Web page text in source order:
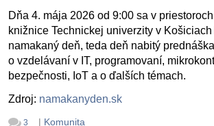
Dňa 4. mája 2026 od 9:00 sa v
knižnice Technickej univerzity v
namakaný deň, teda deň nabitý
o vzdelávaní v IT, programovaní,
bezpečnosti, IoT a o ďalších témach.
Zdroj: namakanyden.sk
3 | Komunita